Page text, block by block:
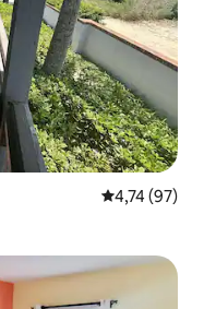
4,74 de uma
4,74 (97)